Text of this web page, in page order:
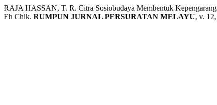
RAJA HASSAN, T. R. Citra Sosiobudaya Membentuk
Eh Chik. RUMPUN JURNAL PERSURATAN MELAYU, v.